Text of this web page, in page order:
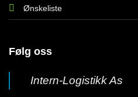
Ønskeliste
Følg oss
Intern-Logistikk As